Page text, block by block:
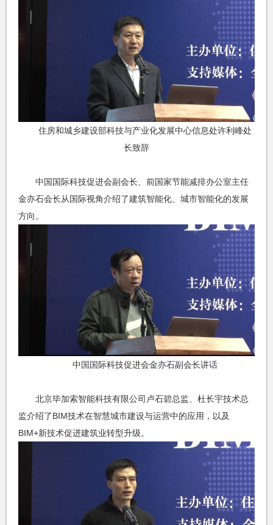
住房和城乡建设部科技与产业化发展中心信息处许利峰处
长致辞
中国国际科技促进会副会长、前国家节能减排办公室主任
金亦石会长从国际视角介绍了建筑智能化、城市智能化的发展
方向。
中国国际科技促进会金亦石副会长讲话
北京毕加索智能科技有限公司卢石碧总监、杜长宇技术总
监介绍了BIM技术在智慧城市建设与运营中的应用，以及
BIM+新技术促进建筑业转型升级。